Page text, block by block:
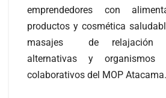
emprendedores con
productos y cosmética
masajes de relajación
alternativas y organismos
colaborativos del MOP Atacama.